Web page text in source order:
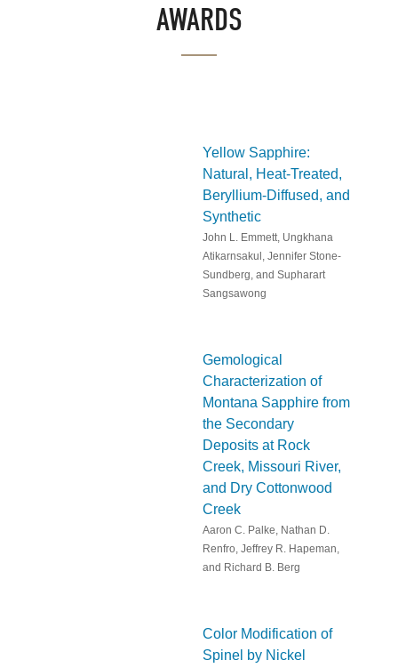
AWARDS
Yellow Sapphire:
Natural, Heat-Treated,
Beryllium-Diffused, and
Synthetic
John L. Emmett, Ungkhana
Atikarnsakul, Jennifer Stone-
Sundberg, and Supharart
Sangsawong
Gemological
Characterization of
Montana Sapphire from
the Secondary
Deposits at Rock
Creek, Missouri River,
and Dry Cottonwood
Creek
Aaron C. Palke, Nathan D.
Renfro, Jeffrey R. Hapeman,
and Richard B. Berg
Color Modification of
Spinel by Nickel